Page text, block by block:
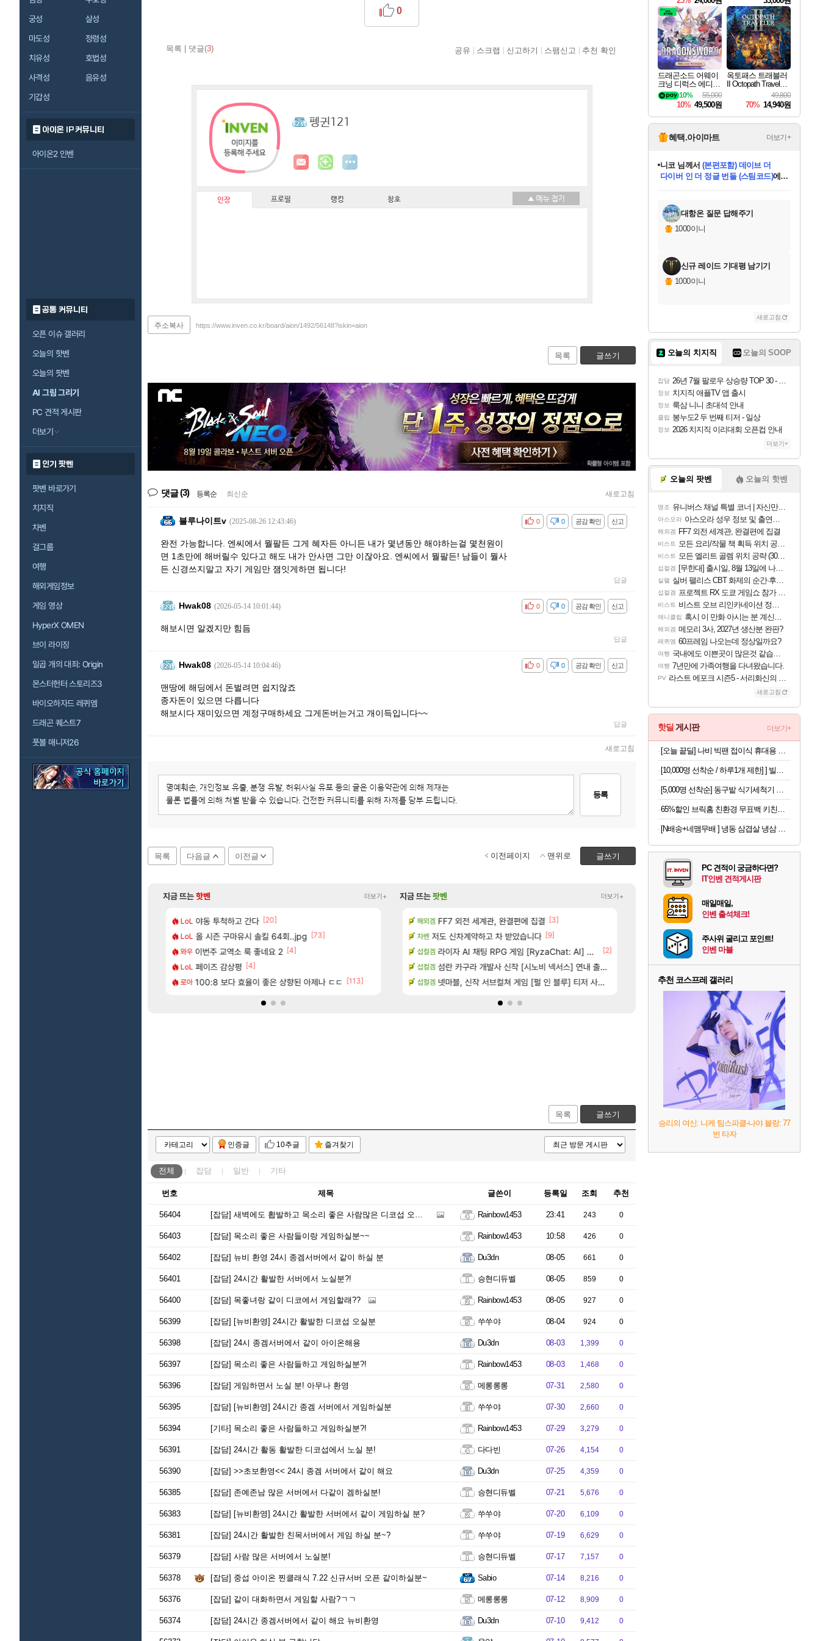
궁성
살성
마도성
정령성
치유성
호법성
사격성
음유성
기갑성
아이온 IP 커뮤니티
아이온2 인벤
공통 커뮤니티
오픈 이슈 갤러리
오늘의 핫벤
오늘의 팟벤
AI 그림 그리기
PC 견적 게시판
더보기
인기 팟벤
팟벤 바로가기
치지직
차벤
걸그룹
여행
해외게임정보
게임 영상
HyperX OMEN
브이 라이징
일곱 개의 대죄: Origin
몬스터헌터 스토리즈3
바이오하자드 레퀴엠
드래곤 퀘스트7
풋볼 매니저26
목록 댓글(3)
0
공유 스크랩 신고하기 스팸신고 추천 확인
펭귄121
인장 프로필 랭킹 칭호
주소복사 https://www.inven.co.kr/board/aion/1492/56148?iskin=aion
목록 글쓰기
댓글(3) 등록순 최신순 새로고침
블루나이트v (2025-08-26 12:43:46) 신고
공감 확인
비공감 0
0
완전 가능합니다. 엔씨에서 뭘팔든 그게 혜자든 아니든 내가 몇년동안 해야하는걸 몇천원이
면 1초만에 해버릴수 있다고 해도 내가 안사면 그만 이잖아요. 엔씨에서 뭘팔든! 남들이 뭘사
든 신경쓰지말고 자기 게임만 잼잇게하면 됩니다!
답글
Hwak08 (2026-05-14 10:01:44) 신고
공감 확인
비공감 0
0
해보시면 알겠지만 힘듬
답글
Hwak08 (2026-05-14 10:04:46) 신고
공감 확인
비공감 0
0
맨땅에 해딩에서 돈벌려면 쉽지않죠
종자돈이 있으면 다릅니다
해보시다 재미있으면 계정구매하세요 그게돈버는거고 개이득입니다~~
답글
새로고침
등록
목록 다음글 이전글 글쓰기
이전페이지 맨위로
지금 뜨는핫벤 더보기+
LoL 야동 투척하고 간다 [20]
LoL 올 시즌 구마유시 솔킬 64회..jpg [73]
와우 이번주 교역소 룩 좋네요 2 [4]
LoL 페이즈 감상평 [4]
로아 100:8 보다 효율이 좋은 상향된 아제나 ㄷㄷ [113]
검은사막 장비 올환 이후 약 7개월 [13]
메이플 8월 9일 썬데이 메이플 [150]
리니지M 방금 일어난일 [14]
메이플 챌린저#77777 저격했습니다! [106]
로아 보상 공지 나온거 10추 하니 올리자 [83]
리니지 클래식 똘끼형 다 좋은데 해외작업장 도와주는 짓은 좀 아니지않냐?
크로체 따왔습니다 [74]
부산 헌혈 먹튀 ㄷㄷ.. [67]
메이플 신호등 2인 40%글 존나 긁히네 씨발 [212]
고양이를 도구로 쓰는 인방 하꼬 스트리머 박제합니다.
지금 뜨는팟벤 더보기+
리싱크드 리싱크드 1.06 패치노트 (8/5)
여행 국내에도 이쁜곳이 많은것 같습니다
해외겜 AI발 원가 압박, 메인보드값 오르나
해외겜 중국 CXMT, D램 매출 점유율 7%…글로벌 4위로 부상
섭컬겜 [무한대] 출시일, 8월 13일에 나오나
해외겜 FF7 외전 세계관, 완결편에 집결 [3]
차벤 저도 신차계약하고 차 받았습니다 [9]
섭컬겜 라이자 AI 채팅 RPG 게임 [RyzaChat: AI] 공개
[2]
섭컬겜 섬란 카구라 개발사 신작 [시노비 넥서스] 연내 출시 예정
섭컬겜 넷마블, 신작 서브컬쳐 게임 [펄 인 블루] 티저 사이트 오픈
스위치2판 ‘몬헌 와일즈’, 30~40fps 목표 추
7년만에 가족여행을 다녀왔습니다.
비스트 오브 리인카네이션 정보/공략글 모음
여행 동해바다 추암해수욕장
애니클립 혹시 이 만화 아시는 분 계신가요
목록 글쓰기
인증글 10추글 즐겨찾기
전체 잡담 일반 기타
번호 제목 글쓴이 등록일 조회 추천
56404 [잡담] 새벽에도 홥발하고 목소리 좋은 사람많은 디코섭 오실분? Rainbow1453 23:41 243 0
56403 [잡담] 목소리 좋은 사람들이랑 게임하실분~~ Rainbow1453 10:58 426 0
56402 [잡담] 뉴비 환영 24시 종겜서버에서 같이 하실 분 Du3dn 08-05 661 0
56401 [잡담] 24시간 활발한 서버에서 노실분?! 승현디듀벨 08-05 859 0
56400 [잡담] 목좋녀랑 같이 디코에서 게임할래?? Rainbow1453 08-05 927 0
56399 [잡담] [뉴비환영] 24시간 활발한 디코섭 오실분 쑤쑤야 08-04 924 0
56398 [잡담] 24시 종겜서버에서 같이 아이온해용 Du3dn 08-03 1,399 0
56397 [잡담] 목소리 좋은 사람들하고 게임하실분?! Rainbow1453 08-03 1,468 0
56396 [잡담] 게임하면서 노실 분! 아무나 환영 메롱롱롱 07-31 2,580 0
56395 [잡담] [뉴비환영] 24시간 종겜 서버에서 게임하실분 쑤쑤야 07-30 2,660 0
56394 [기타] 목소리 좋은 사람들하고 게임하실분?! Rainbow1453 07-29 3,279 0
56391 [잡담] 24시간 활동 활발한 디코섭에서 노실 분! 다다빈 07-26 4,154 0
56390 [잡담] >>초보환영<< 24시 종겜 서버에서 같이 해요 Du3dn 07-25 4,359 0
56385 [잡담] 존예존남 많은 서버에서 다같이 겜하실분! 승현디듀벨 07-21 5,676 0
56383 [잡담] [뉴비환영] 24시간 활발한 서버에서 같이 게임하실 분? 쑤쑤야 07-20 6,109 0
56381 [잡담] 24시간 활발한 친목서버에서 게임 하실 분~? 쑤쑤야 07-19 6,629 0
56379 [잡담] 사람 많은 서버에서 노실분! 승현디듀벨 07-17 7,157 0
56378 [잡담] 중섭 아이온 찐클래식 7.22 신규서버 오픈 같이하실분~ Sabio 07-14 8,216 0
56376 [잡담] 같이 대화하면서 게임할 사람?ㄱㄱ 메롱롱롱 07-12 8,909 0
56374 [잡담] 24시간 종겜서버에서 같이 해요 뉴비환영 Du3dn 07-10 9,412 0
드래곤소드 어웨이
크닝 디럭스 에디션
DragonSword Awake
ning Deluxe Edition
55,000
10%
10% 49,500원
옥토패스 트래블러
II Octopath Traveler I
49,800
70% 14,940원
혜택.아이마트 더보기+
교환.
당첨되셨습니다.
니코님께서 (본편포함) 데이브 더
다이버 인 더 정글 번들 (스팀코드)에
당첨되셨습니다.
당첨되셨습니다.
당첨되셨습니다.
당첨되셨습니다.
당첨되셨습니다.
에디션 (스팀코드)를 교환.
당첨되셨습니다.
대항온 질문 답해주기
1000이니
신규 레이드 기대평 남기기
1000이니
새로고침
오늘의 치지직 오늘의 SOOP
잡담 26년 7월 팔로우 상승량 TOP 30 - 월간 치지직
정보 치지직 애플TV 앱 출시
정보 룩삼 니니 초대석 안내
클립 봉누도2 두 번째 티저 - 일상
정보 2026 치지직 이리대회 오픈컵 안내
더보기+
오늘의 팟벤 오늘의 핫벤
명조 유니버스 채널 특별 코너 | 자신만의 스타일
아스오라 아스오라 성우 정보 및 출연작 모음
해외겜 FF7 외전 세계관, 완결편에 집결
비스트 모든 요리/작물 책 획득 위치 공략 (36개) - 미식가 도전과제
비스트 모든 엘리트 골렘 위치 공략 (30개) - 방랑 결투가
섭컬겜 [무한대] 출시일, 8월 13일에 나오나
실팰 실버 팰리스 CBT 화제의 순간·후기 모음
섭컬겜 프로젝트 RX 도쿄 게임쇼 참가 결정
비스트 비스트 오브 리인카네이션 정보/공략글 모음
애니클립 혹시 이 만화 아시는 분 계신가요
해외겜 메모리 3사, 2027년 생산분 완판?
레퀴엠 60프레임 나오는데 정상일까요?
여행 국내에도 이쁜곳이 많은것 같습니다
여행 7년만에 가족여행을 다녀왔습니다.
PV 라스트 에포크 시즌5 - 서리화신의 분노 티저
새로고침
핫딜 게시판 더보기+
[N배송+네맴무배 ] 냉동 삼겹살 냉삼 수입 돼지고기 절단 대패삼겹살
PC 견적이 궁금하다면?
IT인벤 견적게시판
매일매일,
인벤 출석체크!
주사위 굴리고 포인트!
인벤 마블
추천 코스프레 갤러리
승리의 여신: 니케 팀스파클-나야 블랑: 77
번 타자